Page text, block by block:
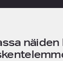
näiden